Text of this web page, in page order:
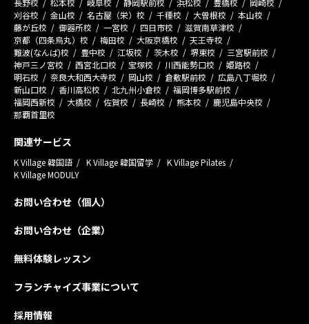
長野校
松本校 岐阜校 静岡駅前校 浜松校 豊橋校
岡崎校
刈谷校
金山校 名古屋（栄）校 千種校 大曽根校
本山校
藤が丘校
御器所校 一宮校 四日市校
滋賀南草津校
京都（四条烏丸）校
梅田校 大阪京橋校
天王寺校
難波(なんば)校
豊中校 江坂校 茨木校 堺東校
三宮駅前校
神戸三ノ宮校
西宮北口校 宝塚校 川西能勢口校
姫路校
明石校
奈良大和西大寺校 岡山校 倉敷駅前校
広島八丁堀校
新山口校
香川高松校 北九州小倉校
福岡博多駅前校
福岡西新校
大橋校 佐賀校 長崎校 熊本校
鹿児島中央校
那覇首里校
関連サービス
K Village 韓国語 K Village 韓国留学
K Village Pilates
K Village MODULY
お問い合わせ（個人）
お問い合わせ（企業）
無料体験レッスン
フランチャイズ事業について
採用情報